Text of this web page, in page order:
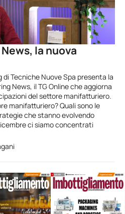
la nuova
Tecniche Nuove Spa presenta la
News, il TG Online che aggiorna
del settore manifatturiero.
manifatturiero? Quali sono le
che stanno evolvendo
ci siamo concentrati